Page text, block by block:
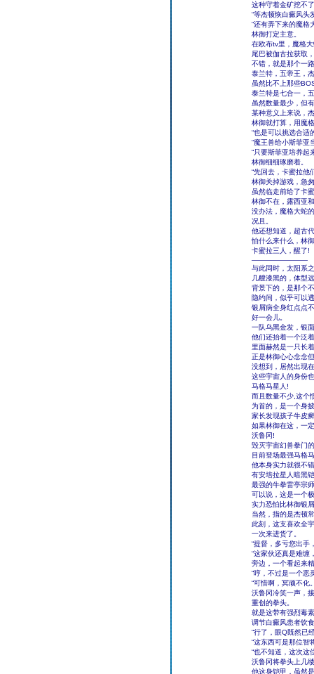
这种守着金矿挖不
“等杰顿恢白癜风头
“还有弄下来的魔格
林御打定主意。
在欧布tv里，魔格
尾巴被伽古拉获取
不错，就是那个一
泰兰特，五帝王，
虽然比不上那些
泰兰特是七合一，
虽然数量最少，但
某种意义上来说，
林御就打算，用魔
“也是可以挑选合适
“魔王兽给小斯菲亚
“只要斯菲亚培养起
林御细细琢磨着。
“先回去，卡蜜拉他
林御关掉游戏，急
虽然临走前给了卡
林御不在，露西亚
没办法，魔格大蛇
况且。
他还想知道，超古
怕什么来什么，林
卡蜜拉三人，醒了!
————————
与此同时，太阳系
几艘漆黑的，体型
背景下的，是那个
隐约间，似乎可以
银屑病全身红点点
好一会儿。
一队乌黑金发，银
他们还抬着一个泛
里面赫然是一只长
正是林御心心念念
没想到，居然出现
这些宇宙人的身份
马格马星人!
而且数量不少,这个
为首的，是一个身
家长发现孩子牛皮
如果林御在这，一
沃鲁冈!
毁灭宇宙幻兽拳门
目前登场最强马格
他本身实力就很不
有安培拉星人暗黑
最强的牛拳雷亭宗
可以说，这是一个
实力恐怕比林御银
当然，指的是杰顿
此刻，这支喜欢全
一次来进货了。
“提督，多亏您出手
“这家伙还真是难缠
旁边，一个看起来
“哼，不过是一个恶
“可惜啊，冥顽不化
沃鲁冈冷笑一声，
重创的拳头。
就是这带有强烈毒
调节白癜风患者饮
“行了，眼Q既然已
“这东西可是那位智
“也不知道，这次这
沃鲁冈将拳头上几
他这身铠甲，虽然